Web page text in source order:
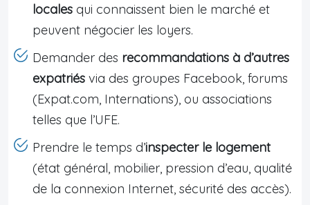
locales qui connaissent bien le marché et
peuvent négocier les loyers.
Demander des recommandations à d’autres
expatriés via des groupes Facebook, forums
(Expat.com, Internations), ou associations
telles que l’UFE.
Prendre le temps d’inspecter le logement
(état général, mobilier, pression d’eau, qualité
de la connexion Internet, sécurité des accès).